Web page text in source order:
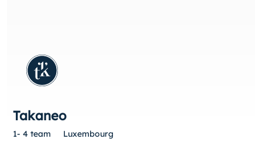
Takaneo
1- 4 team Luxembourg